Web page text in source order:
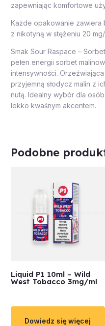
zapewniając komfortowe
Każde opakowanie zawiera
z nikotyną w stężeniu 20 mg/
Smak Sour Raspace –
pełen energii sorbet
intensywności.
przyjemną słodycz malin z
nutą. Idealny wybór dla
lekko kwaśnym akcentem.
Podobne
Liquid P1 10ml – Wild
West Tobacco 3mg/ml
Dowiedz się więcej